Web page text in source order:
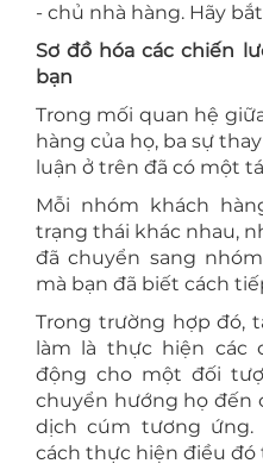
- chủ nhà hàng. Hãy
Sơ đồ hóa các chiến
bạn
Trong mối quan hệ
hàng của họ, ba sự
luận ở trên đã có một
Mỗi nhóm khách
trạng thái khác nhau,
đã chuyển sang
mà bạn đã biết cách
Trong trường hợp đó,
làm là thực hiện các
động cho một đối
chuyển hướng họ đến
dịch cúm tương
cách thực hiện điều đó